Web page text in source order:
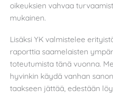
oikeuksien vahvaa
mukainen.
Lisäksi YK valmistelee
raporttia saamelaisten
toteutumista tänä vuonna.
hyvinkin käydä vanhan
taakseen jättää, edestään